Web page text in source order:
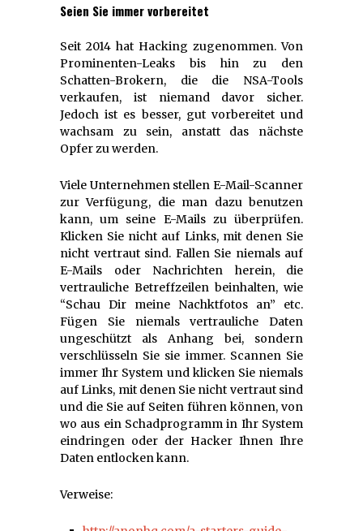
Seien Sie immer vorbereitet
Seit 2014 hat Hacking zugenommen. Von
Prominenten-Leaks bis hin zu den
Schatten-Brokern, die die NSA-Tools
verkaufen, ist niemand davor sicher.
Jedoch ist es besser, gut vorbereitet und
wachsam zu sein, anstatt das nächste
Opfer zu werden.
Viele Unternehmen stellen E-Mail-Scanner
zur Verfügung, die man dazu benutzen
kann, um seine E-Mails zu überprüfen.
Klicken Sie nicht auf Links, mit denen Sie
nicht vertraut sind. Fallen Sie niemals auf
E-Mails oder Nachrichten herein, die
vertrauliche Betreffzeilen beinhalten, wie
“Schau Dir meine Nachktfotos an” etc.
Fügen Sie niemals vertrauliche Daten
ungeschützt als Anhang bei, sondern
verschlüsseln Sie sie immer. Scannen Sie
immer Ihr System und klicken Sie niemals
auf Links, mit denen Sie nicht vertraut sind
und die Sie auf Seiten führen können, von
wo aus ein Schadprogramm in Ihr System
eindringen oder der Hacker Ihnen Ihre
Daten entlocken kann.
Verweise: